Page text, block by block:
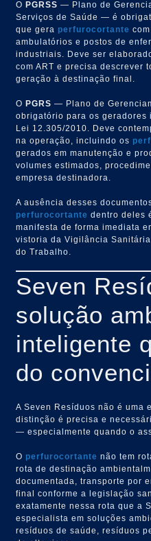
OPGRSS — Plano de
Serviços de Saúde — é
que gera perfurocortante
ambulatórios e postos de
industriais. Deve ser
com ART e precisa descrever
geração à destinação final.
OPGRS — Plano de
obrigatório para os geradores
Lei 12.305/2010. Deve
na operação, incluindo os
gerados em manutenção e
volumes estimados,
empresa destinadora.
A ausência desses
perfurocortante dentro deles
manifesta de forma imediata
vistoria da Vigilância
do Trabalho.
Seven
solução
inteligente
do
A Seven Resíduos não é uma
distinção é precisa e
— especialmente quando o
O perfurocortante não tem
rota de destinação
documentada, transporte por
final conforme a legislação
exatamente nessa rota que a
especialista em soluções
resíduos de saúde, resíduos